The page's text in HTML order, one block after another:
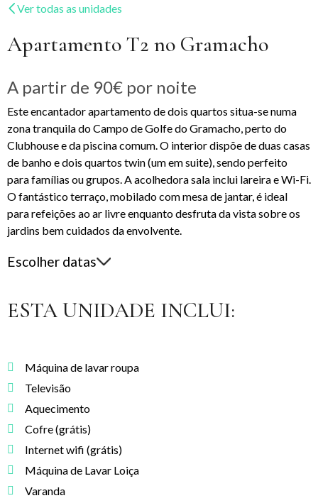
Ver todas as unidades
Apartamento T2 no Gramacho
A partir de 90€ por noite
Este encantador apartamento de dois quartos situa-se numa
zona tranquila do Campo de Golfe do Gramacho, perto do
Clubhouse e da piscina comum. O interior dispõe de duas casas
de banho e dois quartos twin (um em suite), sendo perfeito
para famílias ou grupos. A acolhedora sala inclui lareira e Wi-Fi.
O fantástico terraço, mobilado com mesa de jantar, é ideal
para refeições ao ar livre enquanto desfruta da vista sobre os
jardins bem cuidados da envolvente.
Escolher datas
ESTA UNIDADE INCLUI:
Máquina de lavar roupa
Televisão
Aquecimento
Cofre (grátis)
Internet wifi (grátis)
Máquina de Lavar Loiça
Varanda